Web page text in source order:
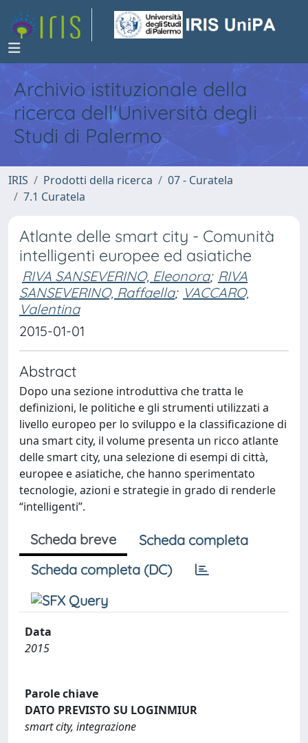
Archivio istituzionale della
ricerca dell'Università degli
Studi di Palermo
IRIS Prodotti della ricerca
07 - Curatela
7.1 Curatela
Atlante delle smart city - Comunità
intelligenti europee ed asiatiche
RIVA SANSEVERINO, Eleonora; RIVA
SANSEVERINO, Raffaella; VACCARO,
Valentina
2015-01-01
Abstract
Dopo una sezione introduttiva che tratta le
definizioni, le politiche e gli strumenti utilizzati a
livello europeo per lo sviluppo e la classificazione di
una smart city, il volume presenta un ricco atlante
delle smart city, una selezione di esempi di città,
europee e asiatiche, che hanno sperimentato
tecnologie, azioni e strategie in grado di renderle
“intelligenti”.
Scheda breve
Scheda completa
Scheda completa (DC)
Data
2015
Parole chiave
DATO PREVISTO SU LOGINMIUR
smart city, integrazione